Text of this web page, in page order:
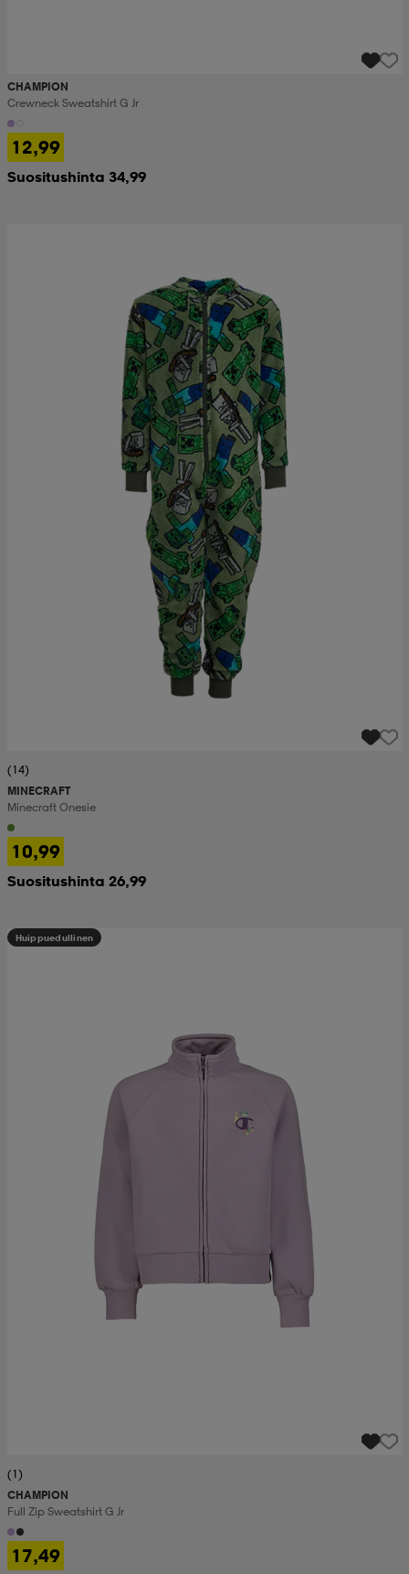
CHAMPION
Crewneck Sweatshirt G Jr
12,99
Suositushinta 34,99
(14)
MINECRAFT
Minecraft Onesie
10,99
Suositushinta 26,99
Huippuedullinen
(1)
CHAMPION
Full Zip Sweatshirt G Jr
17,49